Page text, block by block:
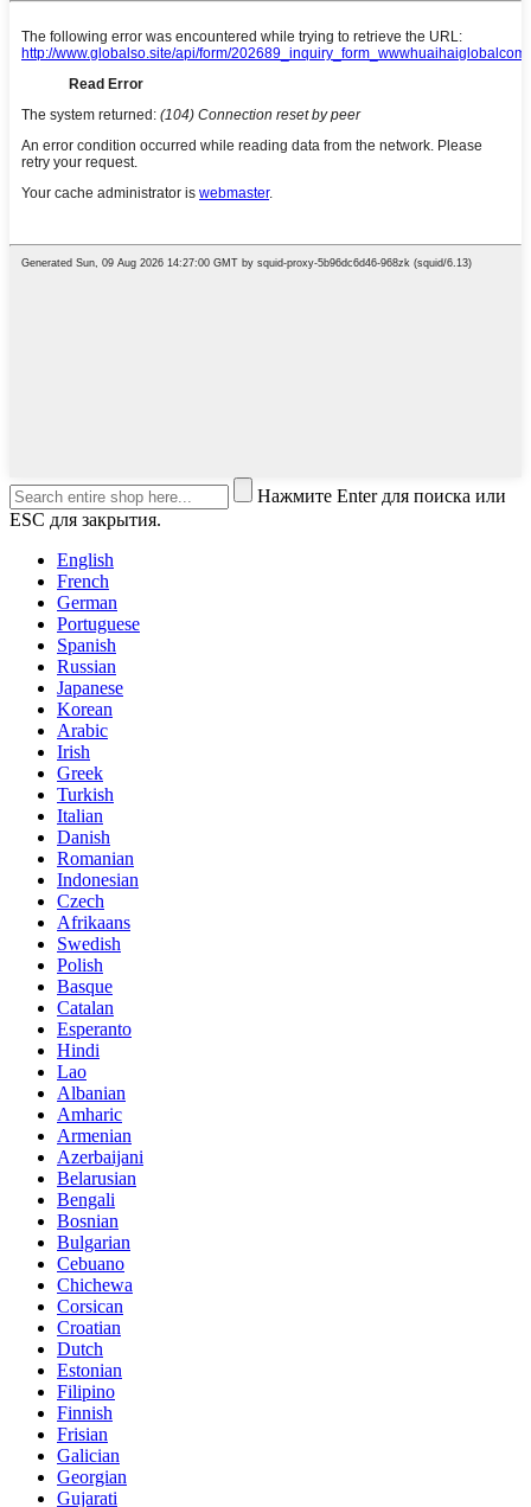
Нажмите Enter для поиска или
ESC для закрытия.
English
French
German
Portuguese
Spanish
Russian
Japanese
Korean
Arabic
Irish
Greek
Turkish
Italian
Danish
Romanian
Indonesian
Czech
Afrikaans
Swedish
Polish
Basque
Catalan
Esperanto
Hindi
Lao
Albanian
Amharic
Armenian
Azerbaijani
Belarusian
Bengali
Bosnian
Bulgarian
Cebuano
Chichewa
Corsican
Croatian
Dutch
Estonian
Filipino
Finnish
Frisian
Galician
Georgian
Gujarati